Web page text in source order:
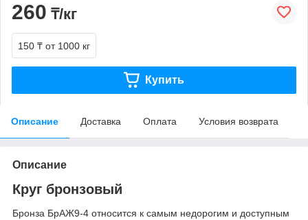
260 ₸/кг
150 ₸ от 1000 кг
Купить
Описание Доставка Оплата Условия возврата
Описание
Круг бронзовый
Бронза БрАЖ9-4 относится к самым недорогим и доступным